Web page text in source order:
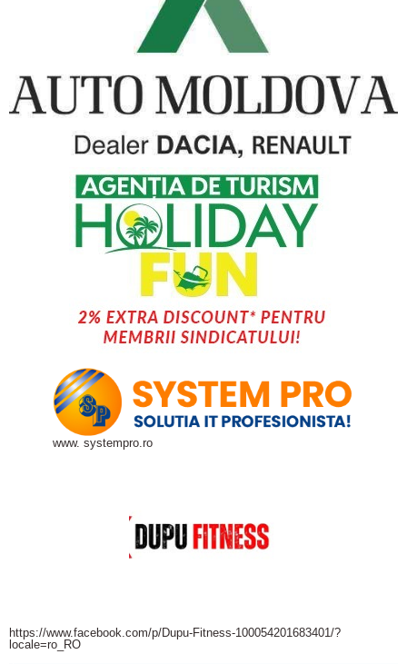
www. systempro.ro
https://www.facebook.com/p/Dupu-Fitness-100054201683401/?
locale=ro_RO